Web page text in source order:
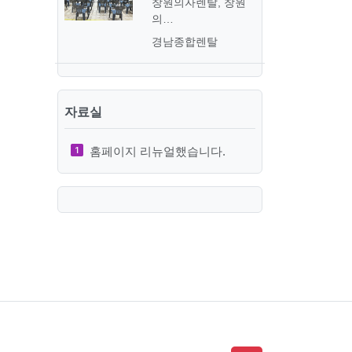
의…
경남종합렌탈
자료실
홈페이지 리뉴얼했습니다.